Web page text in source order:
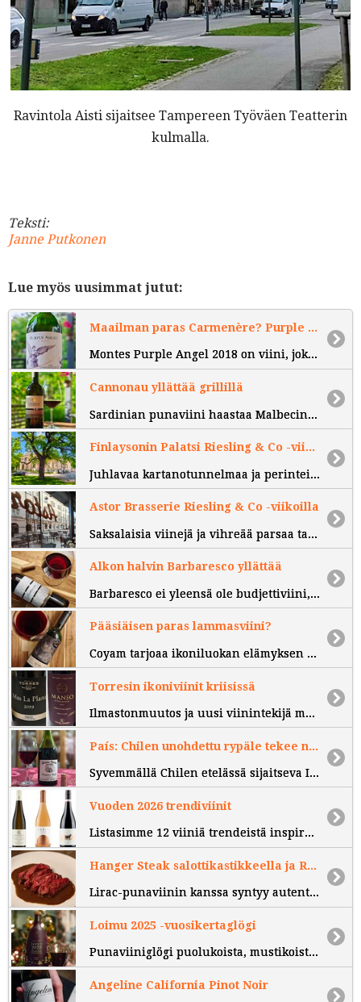
Ravintola Aisti sijaitsee Tampereen Työväen Teatterin
kulmalla.
Teksti:
Janne Putkonen
Lue myös uusimmat jutut:
Maailman paras Carmenère? Purple Angel näyttää, miltä huippu todella maistuu
Montes Purple Angel 2018 on viini, joka nostaa Carmenèren täysin uudelle tasolle.
Cannonau yllättää grillillä
Sardinian punaviini haastaa Malbecin flank steakin ja chimichurrin kanssa
Finlaysonin Palatsi Riesling & Co -viikoilla
Juhlavaa kartanotunnelmaa ja perinteistä, laadukasta eurooppalaista ruokaa.
Astor Brasserie Riesling & Co -viikoilla
Saksalaisia viinejä ja vihreää parsaa tarjolla Astorissa Tampereella.
Alkon halvin Barbaresco yllättää
Barbaresco ei yleensä ole budjettiviini, mutta Terre da Vino tekee poikkeuksen.
Pääsiäisen paras lammasviini?
Coyam tarjoaa ikoniluokan elämyksen ilman ikoniviinin hintaa
Torresin ikoniviinit kriisissä
Ilmastonmuutos ja uusi viinintekijä muuttavat tyyliä
País: Chilen unohdettu rypäle tekee näyttävän paluun.
Syvemmällä Chilen etelässä sijaitseva Itata on tämän hetken kiinnostavimpia viinialueita.
Vuoden 2026 trendiviinit
Listasimme 12 viiniä trendeistä inspiroituneena.
Hanger Steak salottikastikkeella ja Rhônen punaviini
Lirac-punaviinin kanssa syntyy autenttinen Pariisin bistrokokemus.
Loimu 2025 -vuosikertaglögi
Punaviiniglögi puolukoista, mustikoista ja pihlajanmarjoista.
Angeline California Pinot Noir